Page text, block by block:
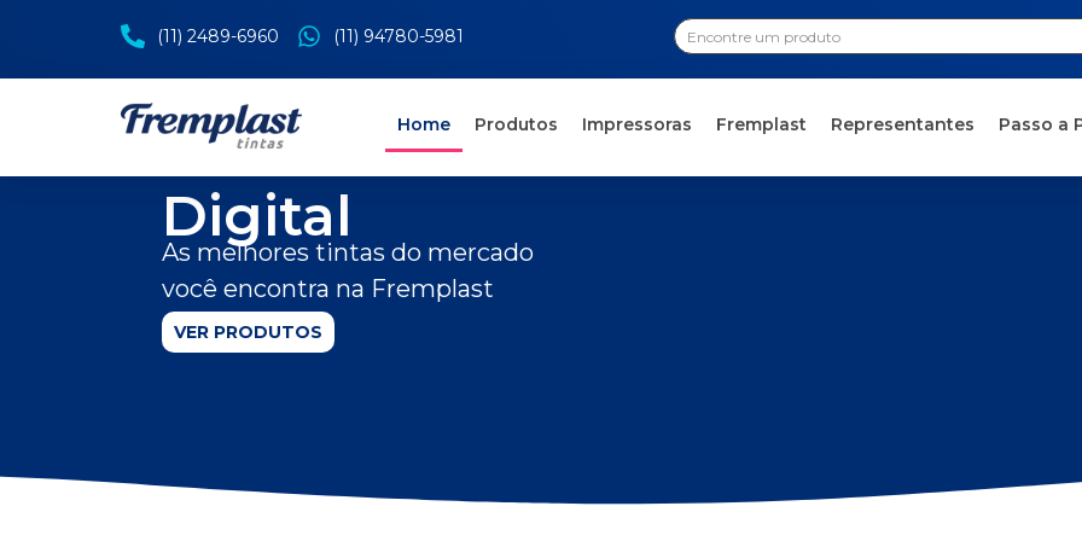
(11) 2489-6960 (11) 94780-5981
Home Produtos Impressoras Fremplast Representantes Passo a
Tintas para
Impressão
Digital
As melhores tintas do mercado
você encontra na Fremplast
VER PRODUTOS